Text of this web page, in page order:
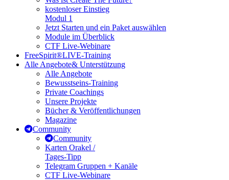
kostenloser Einstieg
Modul 1
Jetzt Starten und ein Paket auswählen
Module im Überblick
CTF Live-Webinare
FreeSpirit®LIVE-Training
Alle Angebote& Unterstützung
Alle Angebote
Bewusstseins-Training
Private Coachings
Unsere Projekte
Bücher & Veröffentlichungen
Magazine
Community
Community
Karten Orakel /
Tages-Tipp
Telegram Gruppen + Kanäle
CTF Live-Webinare